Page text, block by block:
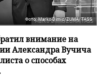
Фото: Marko Dimic/ZUMA/TASS
внимание на
Александра Вучича
о способах